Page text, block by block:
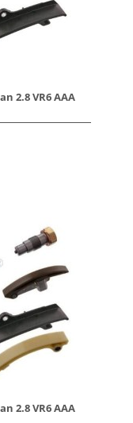
2.8 VR6 AAA
2.8 VR6 AAA